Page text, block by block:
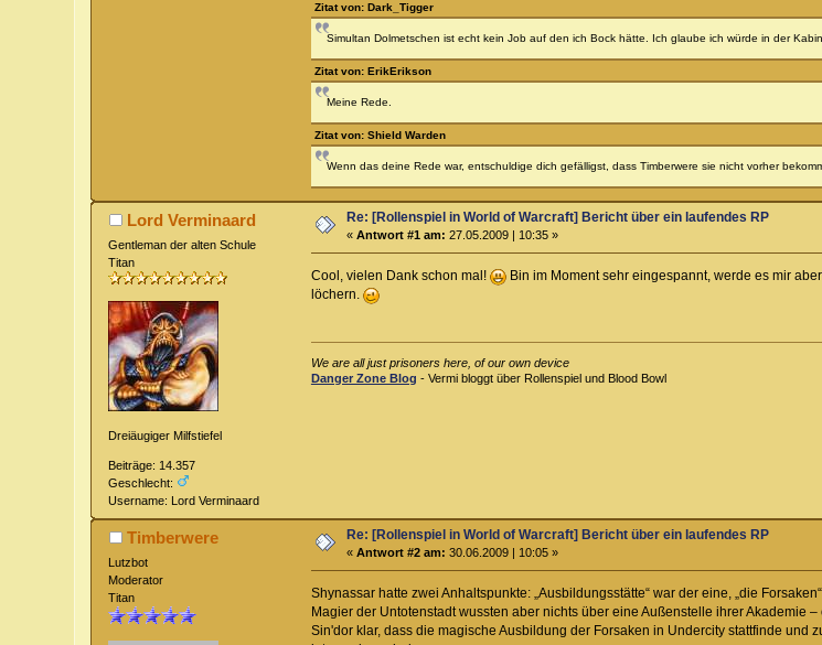
Zitat von: Dark_Tigger
Simultan Dolmetschen ist echt kein Job auf den ich Bock hätte. Ich glaube ich würde in der
Zitat von: ErikErikson
Meine Rede.
Zitat von: Shield Warden
Wenn das deine Rede war, entschuldige dich gefälligst, dass Timberwere sie nicht vorher
Lord Verminaard
Gentleman der alten Schule
Titan
Dreiäugiger Milfstiefel
Beiträge: 14.357
Geschlecht:
Username: Lord Verminaard
Re: [Rollenspiel in World of Warcraft] Bericht über ein laufendes RP
«Antwort #1 am: 27.05.2009 | 10:35 »
Cool, vielen Dank schon mal!
Bin im Moment sehr eingespannt, werde es mir
löchern.
We are all just prisoners here, of our own device
Danger Zone Blog - Vermi bloggt über Rollenspiel und Blood Bowl
Timberwere
Lutzbot
Moderator
Titan
Re: [Rollenspiel in World of Warcraft] Bericht über ein laufendes RP
«Antwort #2 am: 30.06.2009 | 10:05 »
Shynassar hatte zwei Anhaltspunkte: „Ausbildungsstätte“ war der eine, „die
Magier der Untotenstadt wussten aber nichts über eine Außenstelle ihrer
Sin'dor klar, dass die magische Ausbildung der Forsaken in Undercity stattfinde